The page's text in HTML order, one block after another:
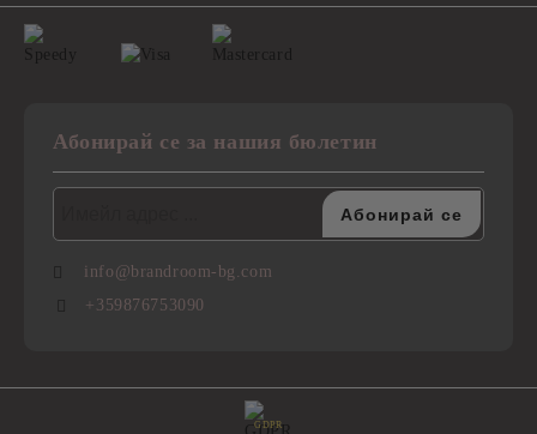
Абонирай се за нашия бюлетин
info@brandroom-bg.com
+359876753090
GDPR